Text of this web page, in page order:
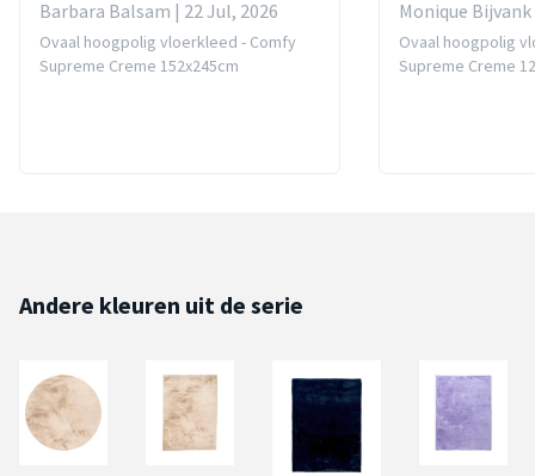
Barbara Balsam | 22 Jul, 2026
Ovaal hoogpolig vloerkleed - Comfy
Supreme Creme 152x245cm
Monique Bijvank
Ovaal hoogpolig
Supreme Creme
Andere kleuren uit de serie